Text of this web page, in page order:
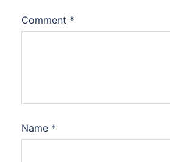
Comment *
Name *